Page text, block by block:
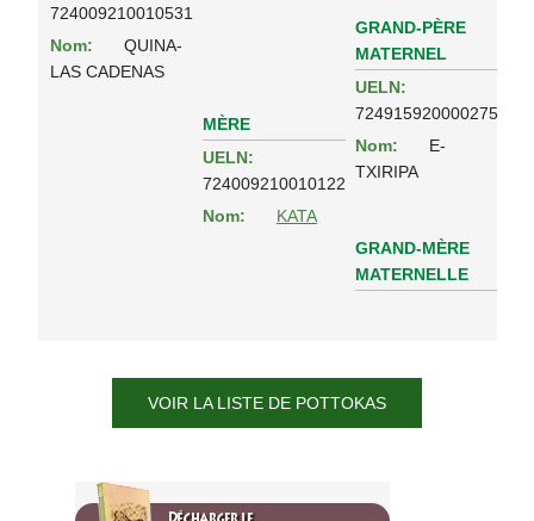
724009210010531
Nom:
QUINA-
LAS CADENAS
MÈRE
UELN:
724009210010122
Nom:
KATA
GRAND-PÈRE
MATERNEL
UELN:
724915920000275
Nom:
E-
TXIRIPA
GRAND-MÈRE
MATERNELLE
VOIR LA LISTE DE POTTOKAS